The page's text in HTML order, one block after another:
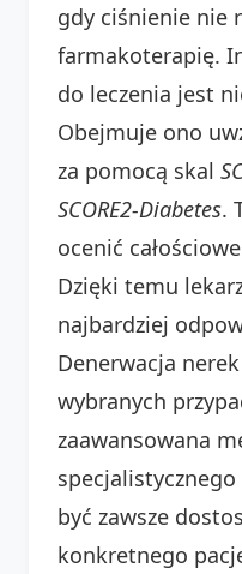
gdy ciśnienie nie
farmakoterapię.
do leczenia jest
Obejmuje ono
za pomocą skal
SCORE2-Diabetes.
ocenić
Dzięki temu
najbardziej
Denerwacja
wybranych
zaawansowana
być zawsze
konkretnego